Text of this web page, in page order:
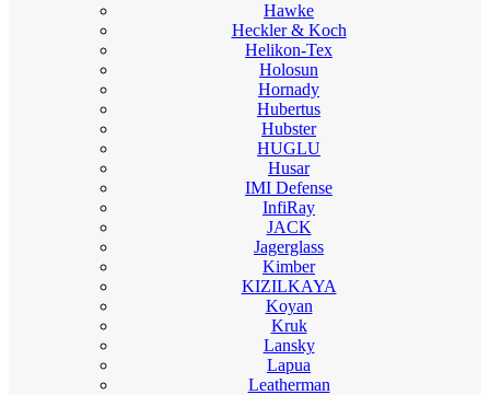
Hawke
Heckler & Koch
Helikon-Tex
Holosun
Hornady
Hubertus
Hubster
HUGLU
Husar
IMI Defense
InfiRay
JACK
Jagerglass
Kimber
KIZILKAYA
Koyan
Kruk
Lansky
Lapua
Leatherman